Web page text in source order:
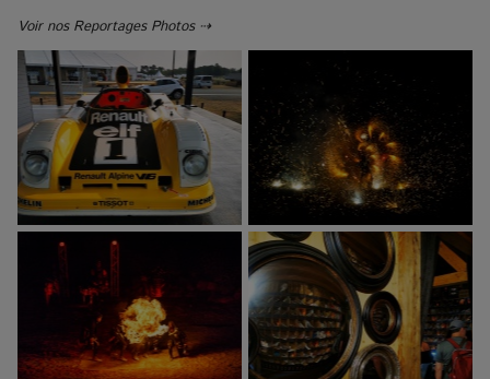
Voir nos Reportages Photos ⇢